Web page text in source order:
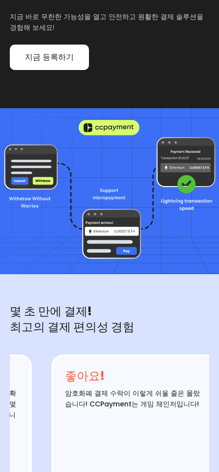
지금 바로 무한한 가능성을 열고 안전하고 원활한 결제 솔루션을
경험해 보세요!
지금 등록하기
몇 초 만에 결제!
최고의 결제 편의성 경험
좋아요!
암호화폐 결제 수락이 이렇게 쉬울 줄은 몰랐
습니다! CCPayment는 게임 체인저입니다!